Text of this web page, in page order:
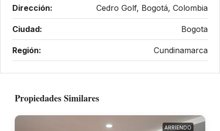
Dirección: Cedro Golf, Bogotá, Colombia
Ciudad: Bogota
Región: Cundinamarca
Propiedades Similares
ARRIENDO